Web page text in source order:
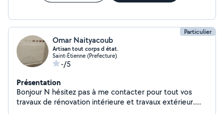
Particulier
Omar Naityacoub
Artisan tout corps d état.
Saint-Étienne (Prefecture)
-/5
Présentation
Bonjour N hésitez pas à me contacter pour tout vos
travaux de rénovation intérieure et travaux extérieur.